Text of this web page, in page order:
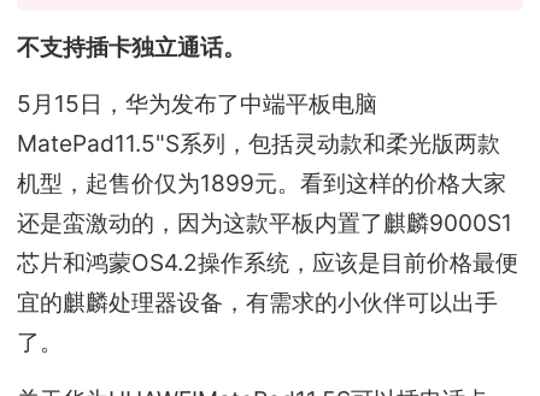
不支持插卡独立通话。
5月15日，华为发布了中端平板电脑
MatePad11.5"S系列，包括灵动款和柔光版两款
机型，起售价仅为1899元。看到这样的价格大家
还是蛮激动的，因为这款平板内置了麒麟9000S1
芯片和鸿蒙OS4.2操作系统，应该是目前价格最便
宜的麒麟处理器设备，有需求的小伙伴可以出手
了。